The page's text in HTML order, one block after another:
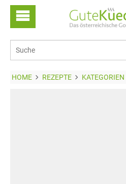
HOME REZEPTE KATEGORIEN